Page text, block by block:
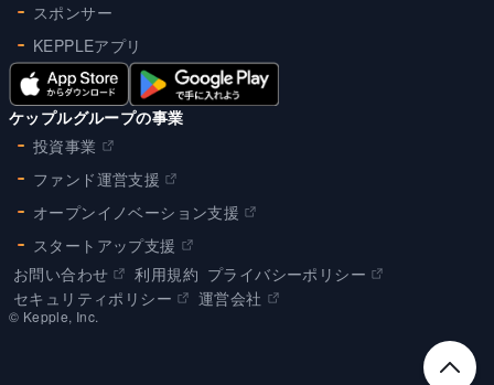
スポンサー
KEPPLEアプリ
ケップルグループの事業
投資事業
ファンド運営支援
オープンイノベーション支援
スタートアップ支援
お問い合わせ
利用規約 プライバシーポリシー
セキュリティポリシー
運営会社
©︎ Kepple, Inc.